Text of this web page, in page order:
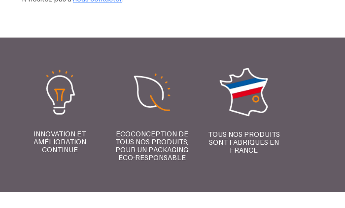
INNOVATION ET
AMÉLIORATION
CONTINUE
ECOCONCEPTION DE
TOUS NOS PRODUITS,
POUR UN PACKAGING
ÉCO-RESPONSABLE
TOUS NOS PRODUITS
SONT FABRIQUÉS EN
FRANCE